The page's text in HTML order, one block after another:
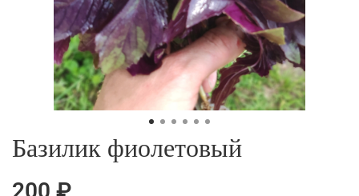
Базилик фиолетовый